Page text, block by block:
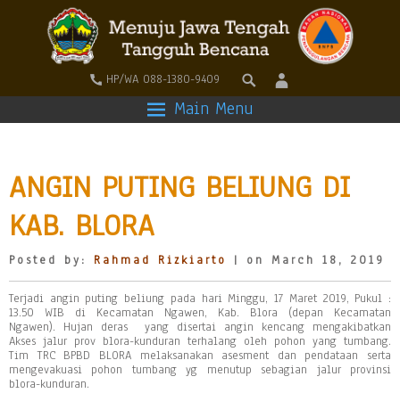
HP/WA 088-1380-9409
Main Menu
ANGIN PUTING BELIUNG DI
KAB. BLORA
Posted by: Rahmad Rizkiarto | on March 18, 2019
Terjadi angin puting beliung pada hari Minggu, 17 Maret 2019, Pukul :
13.50 WIB di Kecamatan Ngawen, Kab. Blora (depan Kecamatan
Ngawen). Hujan deras yang disertai angin kencang mengakibatkan
Akses jalur prov blora-kunduran terhalang oleh pohon yang tumbang.
Tim TRC BPBD BLORA melaksanakan asesment dan pendataan serta
mengevakuasi pohon tumbang yg menutup sebagian jalur provinsi
blora-kunduran.